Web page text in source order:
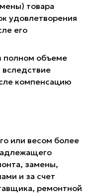
товара
удовлетворения
его
полном объеме
компенсацию
или весом более
замены,
и за счет
ремонтной